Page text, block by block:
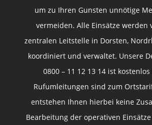
um zu Ihren Gunsten unnötige
vermeiden. Alle Einsätze werden
zentralen Leitstelle in Dorsten,
koordiniert und verwaltet. Unsere
0800 – 11 12 13 14 ist
Rufumleitungen sind zum
entstehen Ihnen hierbei keine
Bearbeitung der operativen